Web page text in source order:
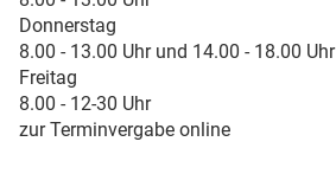
Donnerstag
8.00 - 13.00 Uhr und 14.00 - 18.00 Uhr
Freitag
8.00 - 12-30 Uhr
zur Terminvergabe online